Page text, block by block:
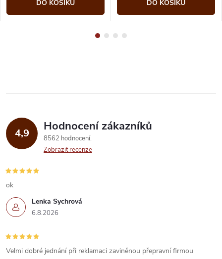
DO KOŠÍKU DO KOŠÍKU
4,9 Hodnocení zákazníků
8562 hodnocení
Zobrazit recenze
Lenka Sychrová
6.8.2026
ok
Velmi dobré jednání při reklamaci zaviněnou přepravní firmou